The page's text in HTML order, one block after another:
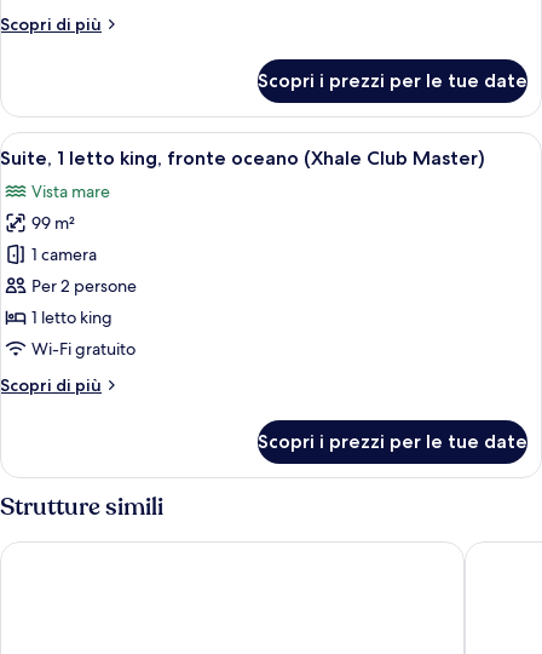
fronte
Club
-
Upper
Floors)
Scopri di più
Altri
Junior,
letto
fronte
oceano
(Xhale
Club
Upper
Floors)
Scopri i prezzi per le tue date
Apri
tutte
le
foto
per
Suite,
1
letto
fronte
Club
Master)
Una camera d'albergo moderna con
8
Suite, 1 letto king, fronte oceano (Xhale Club Master)
Vista mare
99 m²
1 camera
Per 2 persone
1 letto king
Wi-Fi gratuito
Scopri di più
Altri
1
king,
oceano
Scopri i prezzi per le tue date
Strutture simili
Secrets The Vine Cancun - Adults Only - All Inclusive